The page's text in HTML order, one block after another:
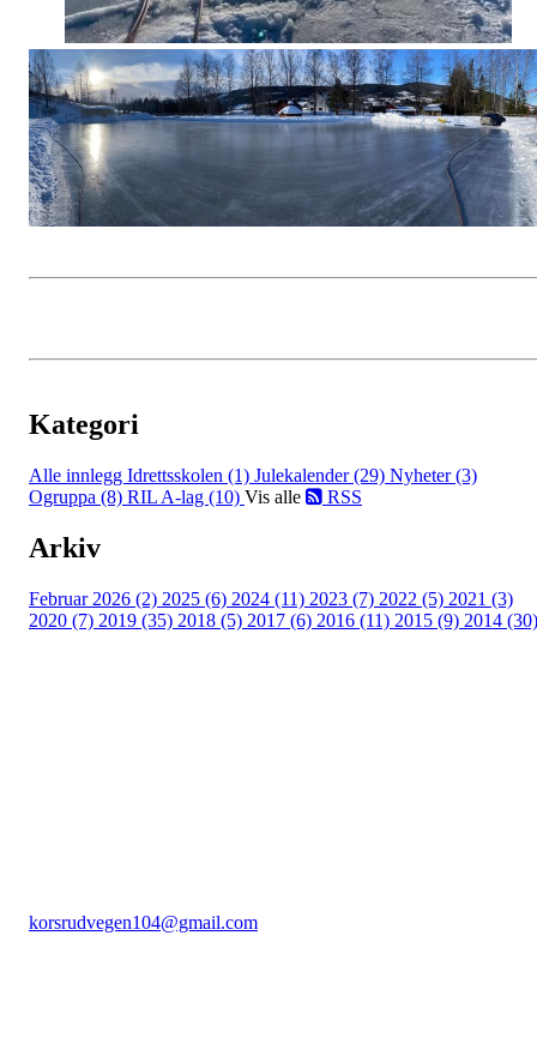
Kategori
Alle innlegg Idrettsskolen (1) Julekalender (29) Nyheter (3)
Ogruppa (8) RIL A-lag (10) Vis alle RSS
Arkiv
Februar 2026 (2) 2025 (6) 2024 (11) 2023 (7) 2022 (5) 2021 (3)
2020 (7) 2019 (35) 2018 (5) 2017 (6) 2016 (11) 2015 (9) 2014 (30)
korsrudvegen104@gmail.com